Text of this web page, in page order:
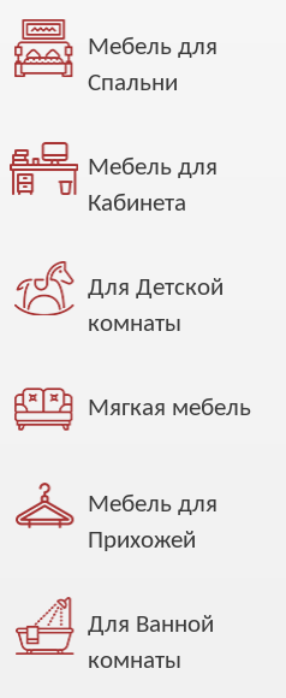
Мебель для
Спальни
Мебель для
Кабинета
Для Детской
комнаты
Мягкая мебель
Мебель для
Прихожей
Для Ванной
комнаты